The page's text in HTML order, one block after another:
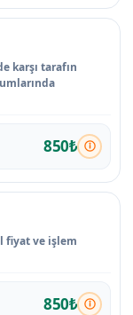
karşı tarafın
850₺
fiyat ve işlem
850₺